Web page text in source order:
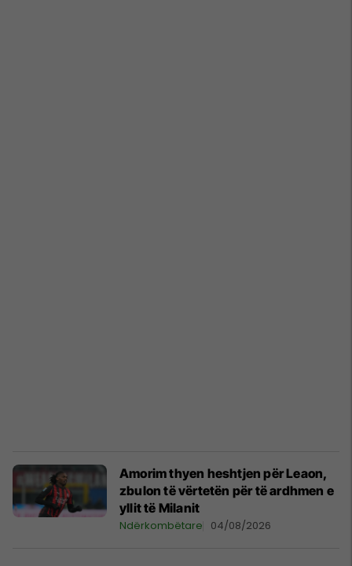
Amorim thyen heshtjen për Leaon,
zbulon të vërtetën për të ardhmen e
yllit të Milanit
Ndërkombëtare 04/08/2026